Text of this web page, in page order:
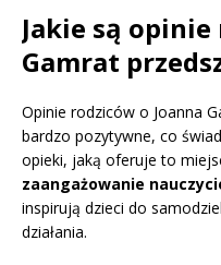
Jakie są
Gamrat
Opinie rodziców o Joanna
bardzo pozytywne, co
opieki, jaką oferuje to
zaangażowanie
inspirują dzieci do
działania.